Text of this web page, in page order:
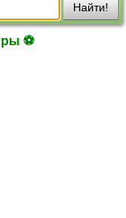
Найти!
⚽